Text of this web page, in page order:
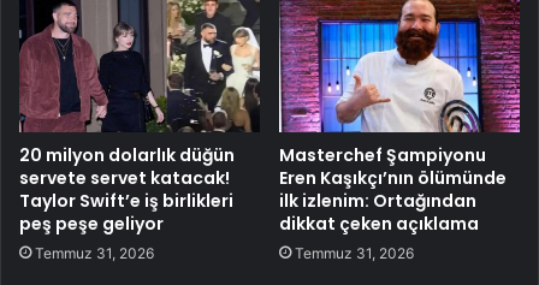
20 milyon dolarlık düğün
servete servet katacak!
Taylor Swift’e iş birlikleri
peş peşe geliyor
Temmuz 31, 2026
Masterchef Şampiyonu
Eren Kaşıkçı’nın ölümünde
ilk izlenim: Ortağından
dikkat çeken açıklama
Temmuz 31, 2026